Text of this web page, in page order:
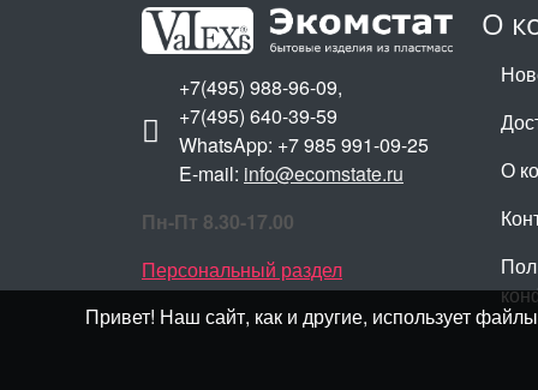
Привет! Наш сайт, как и другие, использует
О
О
+7(495) 988-96-09,
+7(495) 640-39-59
WhatsApp: +7 985 991-09-25
E-mail: info@ecomstate.ru
Пн-Пт 8.30-17.00
Персональный раздел